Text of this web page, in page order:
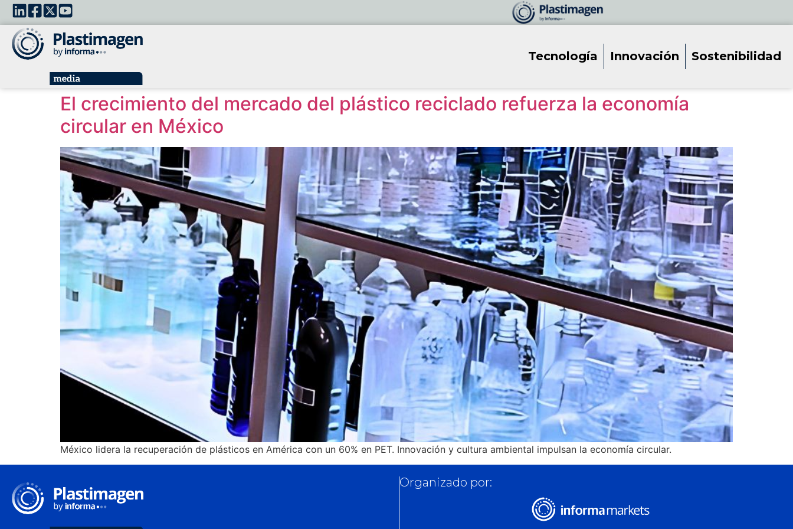
Tecnología Innovación Sostenibilidad
El crecimiento del mercado del plástico reciclado refuerza la economía
circular en México
México lidera la recuperación de plásticos en América con un 60% en PET. Innovación y cultura ambiental impulsan la economía circular.
Organizado por: